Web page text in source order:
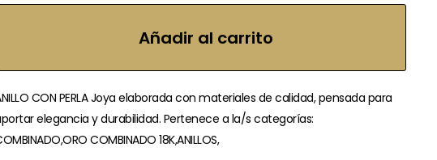
Añadir al carrito
CON PERLA Joya elaborada con materiales de calidad, pensada para
elegancia y durabilidad. Pertenece a la/s categorías:
COMBINADO 18K,ANILLOS,